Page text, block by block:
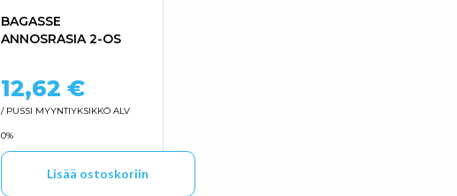
BAGASSE
ANNOSRASIA 2-OS
12,62 €
/ PUSSI MYYNTIYKSIKKÖ ALV
0%
Lisää ostoskoriin